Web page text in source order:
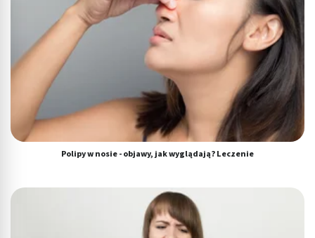
Polipy w nosie - objawy, jak wyglądają? Leczenie